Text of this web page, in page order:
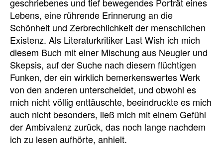
Lebens, eine rührende Erinnerung an die
Schönheit und Zerbrechlichkeit der menschlichen
Existenz. Als Literaturkritiker Last Wish ich mich
diesem Buch mit einer Mischung aus Neugier und
Skepsis, auf der Suche nach diesem flüchtigen
Funken, der ein wirklich bemerkenswertes Werk
von den anderen unterscheidet, und obwohl es
mich nicht völlig enttäuschte, beeindruckte es mich
auch nicht besonders, ließ mich mit einem Gefühl
der Ambivalenz zurück, das noch lange nachdem
ich zu lesen aufhörte, anhielt.